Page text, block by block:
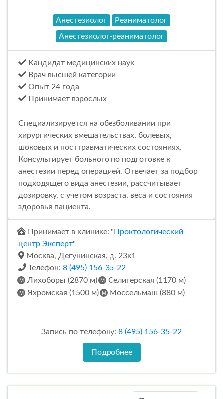
Анестезиолог
Реаниматолог
Анестезиолог-реаниматолог
Кандидат медицинских наук
Врач высшей категории
Опыт 24 года
Принимает взрослых
Специализируется на обезболивании при
хирургических вмешательствах, болевых,
шоковых и посттравматических состояниях.
Консультирует больного по подготовке к
анестезии перед операцией. Отвечает за подбор
подходящего вида анестезии, рассчитывает
дозировку, с учетом возраста, веса и состояния
здоровья пациента.
Принимает в клинике: " Проктологический
центр Эксперт"
Москва, Дегунинская, д. 23к1
Телефон: 8 (495) 156-35-22
Лихоборы (2870 м)
Селигерская (1170 м)
Яхромская (1500 м)
Моссельмаш (880 м)
Запись по телефону: 8 (495) 156-35-22
Подробнее